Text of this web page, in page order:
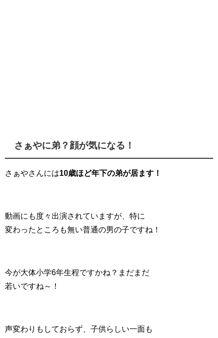
さぁやに弟？顔が気になる！
さぁやさんには10歳ほど年下の弟が居ます！
動画にも度々出演されていますが、特に
変わったところも無い普通の男の子ですね！
今が大体小学6年生程ですかね？まだまだ
若いですね～！
声変わりもしておらず、子供らしい一面も